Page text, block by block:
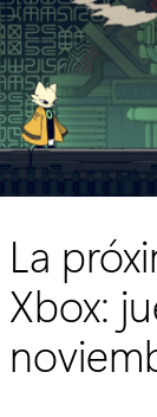
a
:
La
Xbox: